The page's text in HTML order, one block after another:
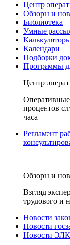
Центр
Обзоры и
Библиотека
Умные
Календари
Подборки
Программы
Центр
процентов
часа
Регламент
Обзоры и
Взгляд
трудового и
Новости
Новости
Новости